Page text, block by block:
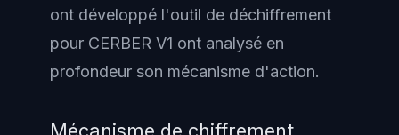
ont développé l'outil de déchiffrement
pour CERBER V1 ont analysé en
profondeur son mécanisme d'action.